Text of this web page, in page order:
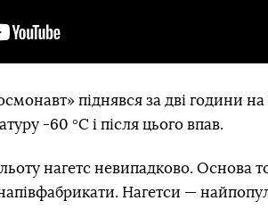
піднявся за дві години
-60 °С і після цього впав.
нагетс невипадково. Основа
Нагетси —